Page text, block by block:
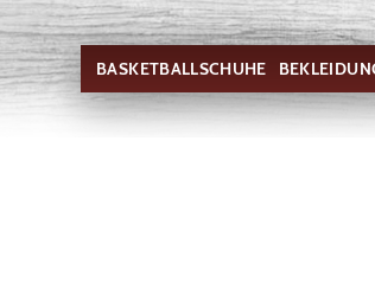
BASKETBALLSCHUHE